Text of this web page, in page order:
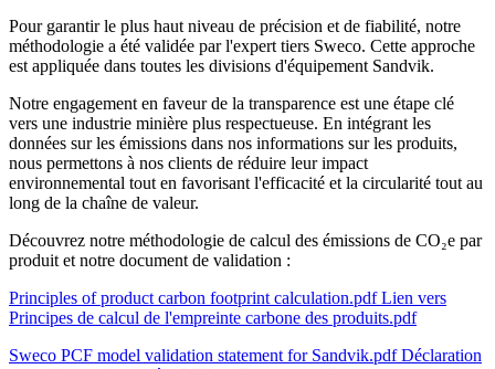
Pour garantir le plus haut niveau de précision et de fiabilité, notre
méthodologie a été validée par l'expert tiers Sweco. Cette approche
est appliquée dans toutes les divisions d'équipement Sandvik.
Notre engagement en faveur de la transparence est une étape clé
vers une industrie minière plus respectueuse. En intégrant les
données sur les émissions dans nos informations sur les produits,
nous permettons à nos clients de réduire leur impact
environnemental tout en favorisant l'efficacité et la circularité tout au
long de la chaîne de valeur.
Découvrez notre méthodologie de calcul des émissions de CO₂e par
produit et notre document de validation :
Principles of product carbon footprint calculation.pdfLien vers
Principes de calcul de l'empreinte carbone des produits.pdf
Sweco PCF model validation statement for Sandvik.pdfDéclaration